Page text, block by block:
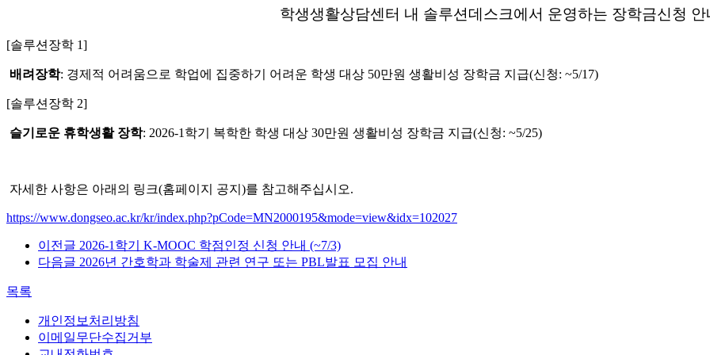
학생생활상담센터 내 솔루션데스크에서 운영하는 장학금신청 안
[솔루션장학 1]
배려장학: 경제적 어려움으로 학업에 집중하기 어려운 학생 대상 50만원 생활비성 장학금 지급(신청: ~5/17)
[솔루션장학 2]
슬기로운 휴학생활 장학: 2026-1학기 복학한 학생 대상 30만원 생활비성 장학금 지급(신청: ~5/25)
자세한 사항은 아래의 링크(홈페이지 공지)를 참고해주십시오.
https://www.dongseo.ac.kr/kr/index.php?pCode=MN2000195&mode=view&idx=102027
이전글 2026-1학기 K-MOOC 학점인정 신청 안내 (~7/3)
다음글 2026년 간호학과 학술제 관련 연구 또는 PBL발표 모집 안내
목록
개인정보처리방침
이메일무단수집거부